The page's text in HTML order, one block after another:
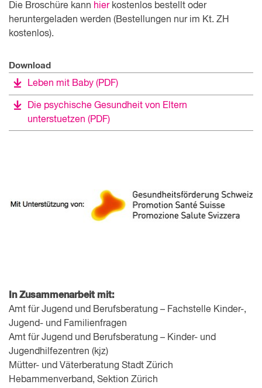
Die Broschüre kann hierkostenlos bestellt oder
heruntergeladen werden (Bestellungen nur im Kt. ZH
kostenlos).
Download
Leben mit Baby (PDF)
Die psychische Gesundheit von Eltern
unterstuetzen (PDF)
In Zusammenarbeit mit:
Amt für Jugend und Berufsberatung – Fachstelle Kinder-,
Jugend- und Familienfragen
Amt für Jugend und Berufsberatung – Kinder- und
Jugendhilfezentren (kjz)
Mütter- und Väterberatung Stadt Zürich
Hebammenverband, Sektion Zürich